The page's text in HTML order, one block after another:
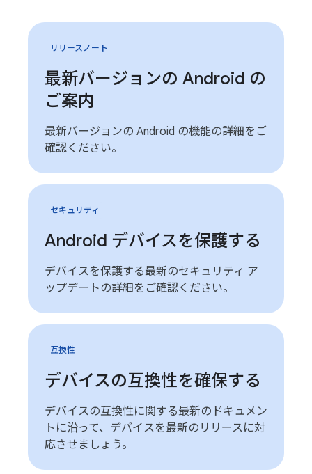
リリースノート
最新バージョンの Android の
ご案内
最新バージョンの Android の機能の詳細をご
確認ください。
セキュリティ
Android デバイスを保護する
デバイスを保護する最新のセキュリティ ア
ップデートの詳細をご確認ください。
互換性
デバイスの互換性を確保する
デバイスの互換性に関する最新のドキュメン
トに沿って、デバイスを最新のリリースに対
応させましょう。